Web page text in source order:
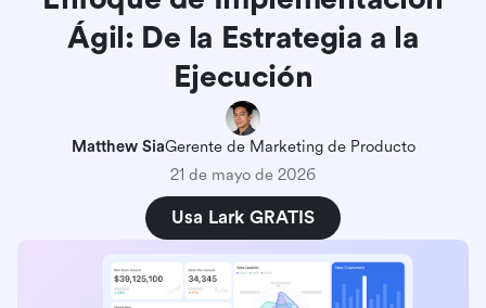
Ágil: De la Estrategia a la
Ejecución
Matthew SiaGerente de Marketing de Producto
21 de mayo de 2026
Usa Lark GRATIS